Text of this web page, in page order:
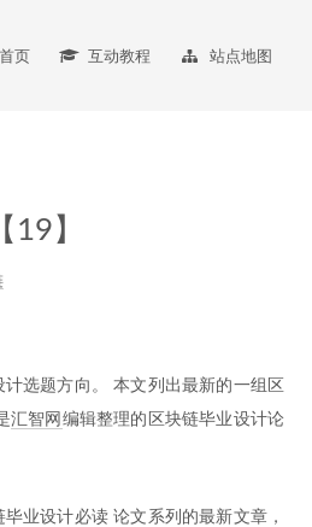
首页 互动教程 站点地图
】
选题方向。 本文列出最新的一组区
汇智网 编辑整理的区块链毕业设计论
业设计必读 论文系列的最新文章，